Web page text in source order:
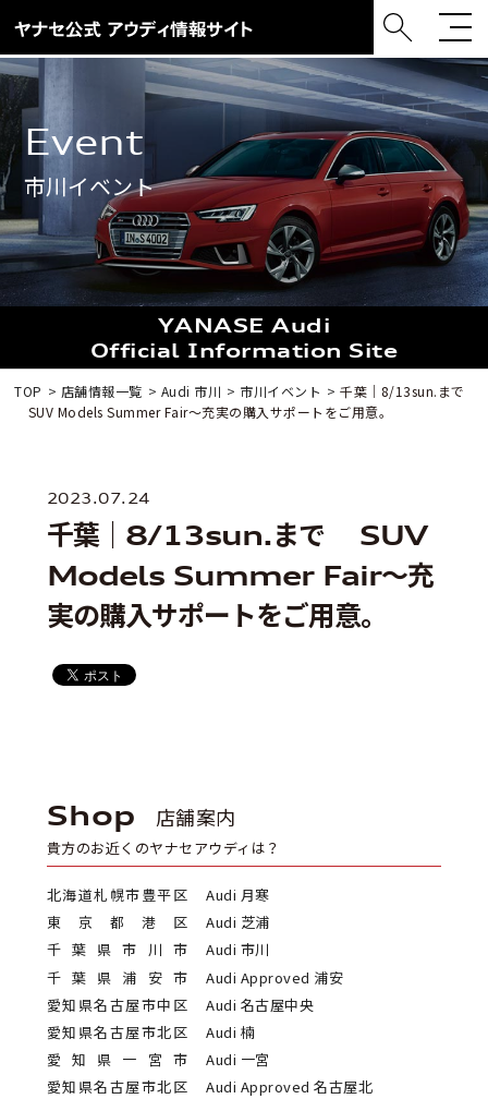
event
市川イベント
YANASE Audi
Official Information Site
TOP 店舗情報一覧 Audi 市川 市川イベント
千葉｜8/13sun.まで
SUV Models Summer Fair〜充実の購入サポートをご用意。
2023.07.24
千葉｜8/13sun.まで SUV
Models Summer Fair〜充
実の購入サポートをご用意。
Shop 店舗案内
貴方のお近くのヤナセアウディは？
北海道札幌市豊平区
Audi 月寒
東京都港区
Audi 芝浦
千葉県市川市
Audi 市川
千葉県浦安市
Audi Approved 浦安
愛知県名古屋市中区
Audi 名古屋中央
愛知県名古屋市北区
Audi 楠
愛知県一宮市
Audi 一宮
愛知県名古屋市北区
Audi Approved 名古屋北